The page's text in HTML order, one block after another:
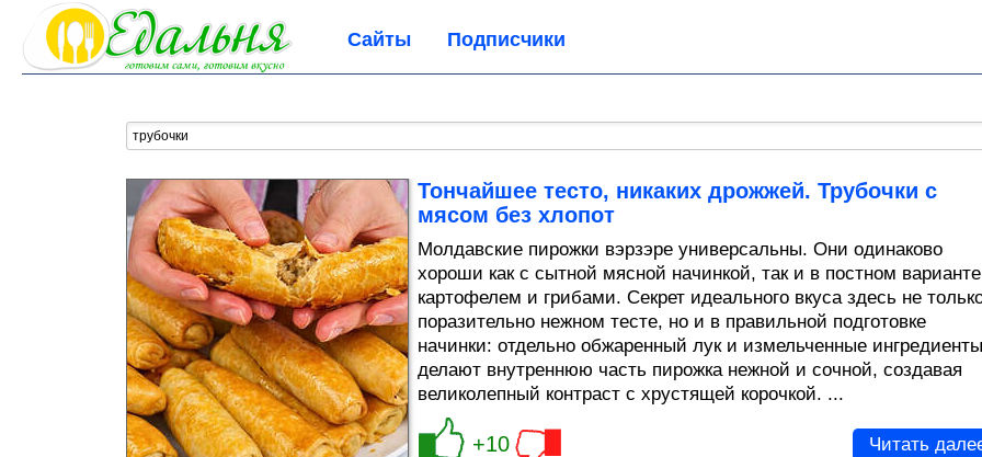
Сайты Подписчики
Тончайшее тесто, никаких дрожжей. Трубочки с
мясом без хлопот
Молдавские пирожки вэрзэре универсальны. Они одинаково
хороши как с сытной мясной начинкой, так и в постном
картофелем и грибами. Секрет идеального вкуса здесь не
поразительно нежном тесте, но и в правильной подготовке
начинки: отдельно обжаренный лук и измельченные ингредиенты
делают внутреннюю часть пирожка нежной и сочной, создавая
великолепный контраст с хрустящей корочкой. ...
+10 Читать